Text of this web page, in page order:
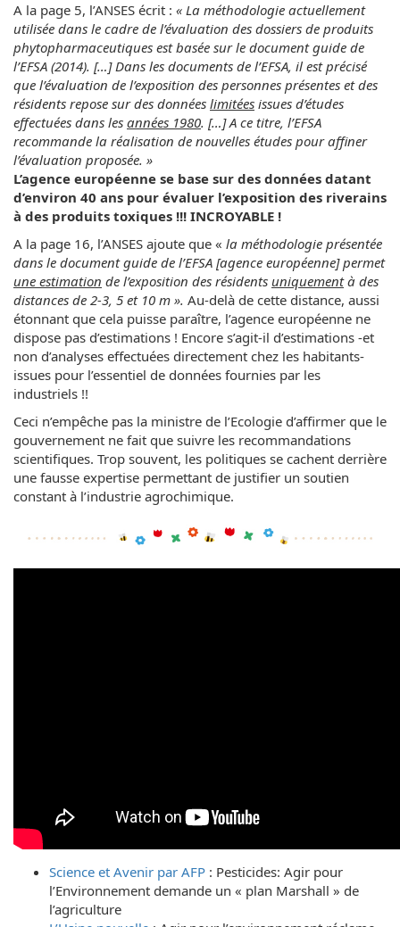
A la page 5, l’ANSES écrit : « La méthodologie actuellement
utilisée dans le cadre de l’évaluation des dossiers de produits
phytopharmaceutiques est basée sur le document guide de
l’EFSA (2014). […] Dans les documents de l’EFSA, il est précisé
que l’évaluation de l’exposition des personnes présentes et des
résidents repose sur des données limitées issues d’études
effectuées dans les années 1980. […] A ce titre, l’EFSA
recommande la réalisation de nouvelles études pour affiner
l’évaluation proposée. »
L’agence européenne se base sur des données datant
d’environ 40 ans pour évaluer l’exposition des riverains
à des produits toxiques !!! INCROYABLE !
A la page 16, l’ANSES ajoute que « la méthodologie présentée
dans le document guide de l’EFSA [agence européenne] permet
une estimation de l’exposition des résidents uniquementà des
distances de 2-3, 5 et 10 m ». Au-delà de cette distance, aussi
étonnant que cela puisse paraître, l’agence européenne ne
dispose pas d’estimations ! Encore s’agit-il d’estimations -et
non d’analyses effectuées directement chez les habitants-
issues pour l’essentiel de données fournies par les
industriels !!
Ceci n’empêche pas la ministre de l’Ecologie d’affirmer que le
gouvernement ne fait que suivre les recommandations
scientifiques. Trop souvent, les politiques se cachent derrière
une fausse expertise permettant de justifier un soutien
constant à l’industrie agrochimique.
Science et Avenir par AFP : Pesticides: Agir pour
l’Environnement demande un « plan Marshall » de
l’agriculture